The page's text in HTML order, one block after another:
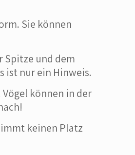
Sie können
Spitze und dem
ist nur ein Hinweis.
Vögel können in der
keinen Platz